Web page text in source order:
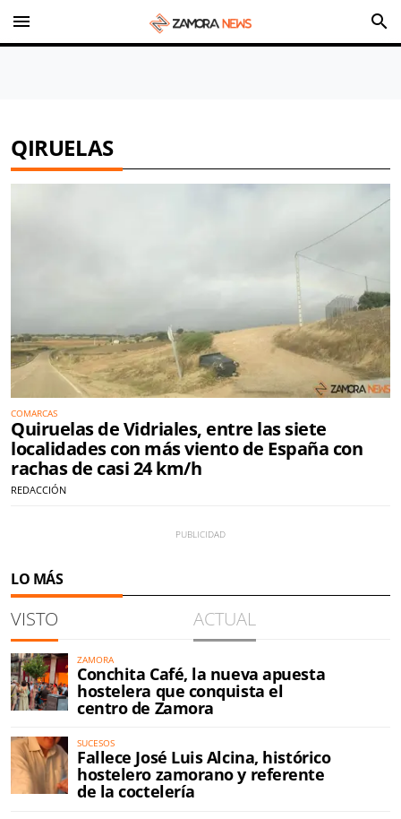
menu search
QIRUELAS
COMARCAS
Quiruelas de Vidriales, entre las siete
localidades con más viento de España con
rachas de casi 24 km/h
REDACCIÓN
LO MÁS
VISTO ACTUAL
ZAMORA
Conchita Café, la nueva apuesta
hostelera que conquista el
centro de Zamora
SUCESOS
Fallece José Luis Alcina, histórico
hostelero zamorano y referente
de la coctelería